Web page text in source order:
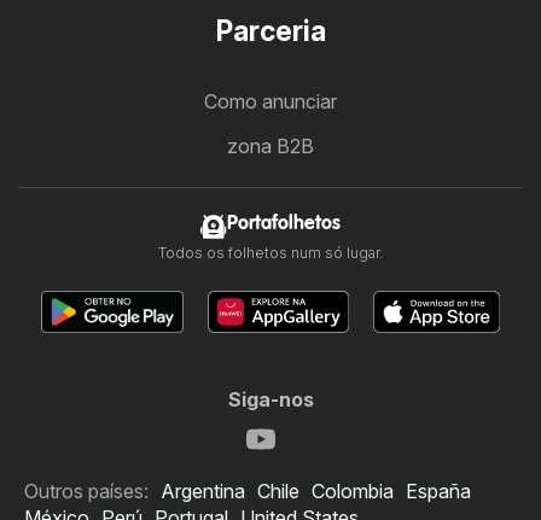
Parceria
Como anunciar
zona B2B
Portafolhetos
Todos os folhetos num só lugar.
Siga-nos
Outros países: Argentina Chile Colombia España